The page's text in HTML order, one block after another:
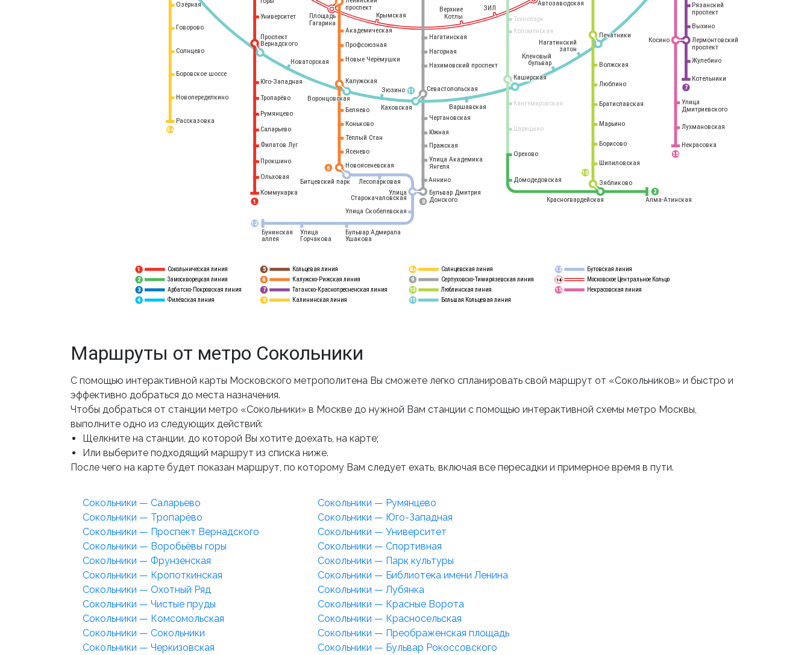
Сокольническая линия
Замоскворецкая линия
Арбатско-Покровская линия
Филёвская линия
Кольцевая линия
Калужско-Рижская линия
Таганско-Краснопресненская линия
Калининская линия
Солнцевская линия
Серпуховско-Тимирязевская линия
Люблинская линия
Бутовская линия
Московское Центральное Кольцо
Большая Кольцевая линия
Некрасовская линия
1
2
3
4
5
6
7
8
8 А
9
10
11
12
15
14
2
9
6
12
1
8 А
15
7
10
11
Академическая
Профсоюзная
Новые Черёмушки
Калужская
Беляево
Коньково
Тёплый Стан
Ясенево
Новоясеневская
Нагатинская
Нагорная
Нахимовский проспект
Севастопольская
Чертановская
Южная
Пражская
Улица Академика
Янгеля
ЗИЛ
Верхние
Котлы
Крымская
Площадь
Гагарина
Рязанский
проспект
Выхино
Лермонтовский
проспект
Жулебино
Котельники
Печатники
Волжская
Люблино
Братиславская
Марьино
Борисово
Шипиловская
Зябликово
Технопарк
Коломенская
Каширская
Кантемировская
Царицыно
Орехово
Домодедовская
Красногвардейская Алма-Атинская
проспект
Аннино
Бульвар Дмитрия
Донского
Саларьево
Румянцево
Тропарёво
Юго-Западная
Проспект
Вернадского
Варшавская
Битцевский парк Лесопарковая
Улица
Старокачаловская
Улица Скобелевская
Бульвар Адмирала
Ушакова
Улица
Горчакова
Бунинская
аллея
Автозаводская
Каховская
Университет
Рассказовка
Новопеределкино
Боровское шоссе
Солнцево
Говорово
Озёрная
Улица
Дмитриевского
Лухмановская
Некрасовка
Косино
Филатов Луг
Прокшино
Ольховая
Коммунарка
Новаторская
Зюзино
Воронцовская
Кленовый
бульвар
Нагатинский
затон
Маршруты от метро Сокольники
С помощью интерактивной карты Московского метрополитена Вы сможете легко спланировать свой маршрут от «Сокольников» и быстро и
эффективно добраться до места назначения.
Чтобы добраться от станции метро «Сокольники» в Москве до нужной Вам станции с помощью интерактивной схемы метро Москвы,
выполните одно из следующих действий:
Щелкните на станции, до которой Вы хотите доехать, на карте;
Или выберите подходящий маршрут из списка ниже.
После чего на карте будет показан маршрут, по которому Вам следует ехать, включая все пересадки и примерное время в пути.
Сокольники — Саларьево
Сокольники — Румянцево
Сокольники — Тропарёво
Сокольники — Юго-Западная
Сокольники — Проспект Вернадского
Сокольники — Университет
Сокольники — Воробьёвы горы
Сокольники — Спортивная
Сокольники — Фрунзенская
Сокольники — Парк культуры
Сокольники — Кропоткинская
Сокольники — Библиотека имени Ленина
Сокольники — Охотный Ряд
Сокольники — Лубянка
Сокольники — Чистые пруды
Сокольники — Красные Ворота
Сокольники — Комсомольская
Сокольники — Красносельская
Сокольники — Сокольники
Сокольники — Преображенская площадь
Сокольники — Черкизовская
Сокольники — Бульвар Рокоссовского